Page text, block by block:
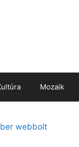
Mozaik
webbolt